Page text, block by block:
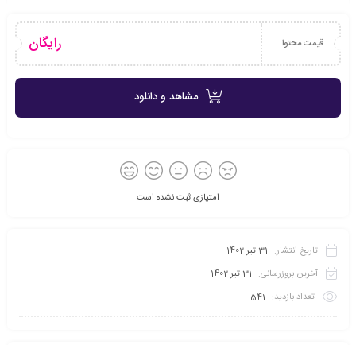
قیمت محتوا رایگان
مشاهد و دانلود
امتیازی ثبت نشده است
تاریخ انتشار: 31 تیر 1402
آخرین بروزرسانی: 31 تیر 1402
تعداد بازدید: 541